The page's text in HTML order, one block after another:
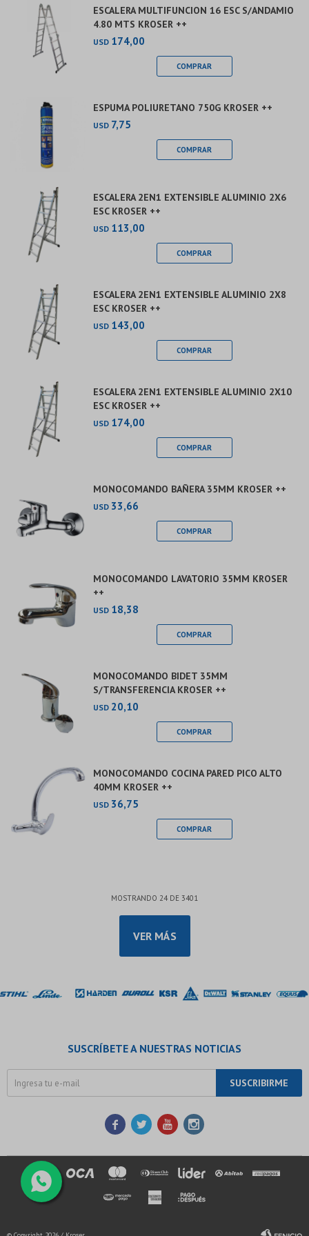
ESCALERA MULTIFUNCION 16 ESC S/ANDAMIO
4.80 MTS KROSER ++
USD 174,00
ESPUMA POLIURETANO 750G KROSER ++
USD 7,75
ESCALERA 2EN1 EXTENSIBLE ALUMINIO 2X6
ESC KROSER ++
USD 113,00
ESCALERA 2EN1 EXTENSIBLE ALUMINIO 2X8
ESC KROSER ++
USD 143,00
ESCALERA 2EN1 EXTENSIBLE ALUMINIO 2X10
ESC KROSER ++
USD 174,00
MONOCOMANDO BAÑERA 35MM KROSER ++
USD 33,66
MONOCOMANDO LAVATORIO 35MM KROSER
++
USD 18,38
MONOCOMANDO BIDET 35MM
S/TRANSFERENCIA KROSER ++
USD 20,10
MONOCOMANDO COCINA PARED PICO ALTO
40MM KROSER ++
USD 36,75
MOSTRANDO 24DE 3401
VER MÁS
SUSCRÍBETE A NUESTRAS NOTICIAS
SUSCRIBIRME
   